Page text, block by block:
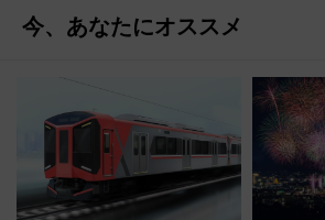
今、あなたにオススメ